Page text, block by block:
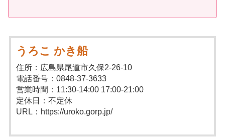
うろこ かき船
住所：広島県尾道市久保2-26-10
電話番号：0848-37-3633
営業時間：11:30-14:00 17:00-21:00
定休日：不定休
URL：https://uroko.gorp.jp/